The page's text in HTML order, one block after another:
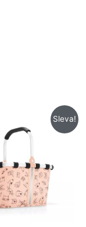
Sleva!
cena
byla:
Aktuální
cena